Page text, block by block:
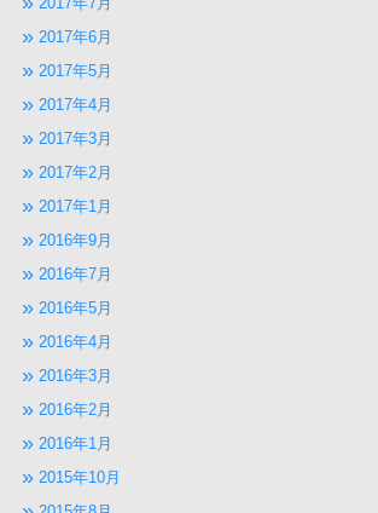
2017年6月
2017年5月
2017年4月
2017年3月
2017年2月
2017年1月
2016年9月
2016年7月
2016年5月
2016年4月
2016年3月
2016年2月
2016年1月
2015年10月